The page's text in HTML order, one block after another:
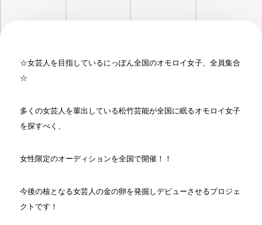
☆女芸人を目指しているにっぽん全国のオモロイ女子、全員集合
☆
多くの女芸人を輩出している松竹芸能が全国に眠るオモロイ女子
を探すべく、
女性限定のオーディションを全国で開催！！
今後の核となる女芸人の金の卵を発掘しデビューさせるプロジェ
クトです！